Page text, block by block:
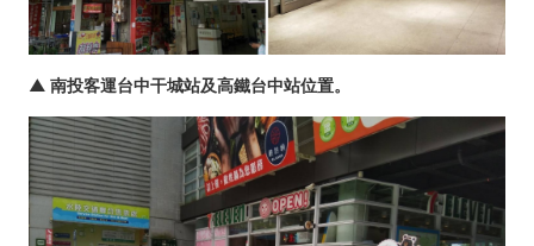
▲ 南投客運台中干城站及高鐵台中站位置。